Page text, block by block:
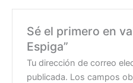
Sé el primero en
Espiga”
Tu dirección de correo
publicada. Los campos